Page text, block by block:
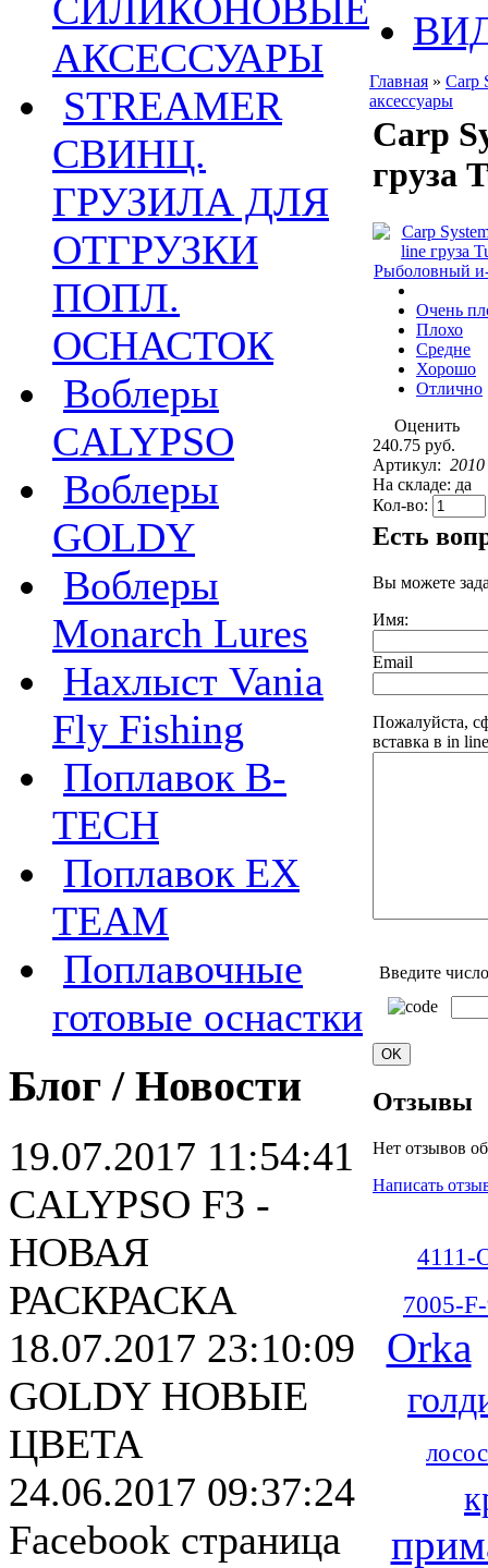
СИЛИКОНОВЫЕ
АКСЕССУАРЫ
STREAMER
СВИНЦ.
ГРУЗИЛА ДЛЯ
ОТГРУЗКИ
ПОПЛ.
ОСНАСТОК
Воблеры
CALYPSO
Воблеры
GOLDY
Воблеры
Monarch Lures
Нахлыст Vania
Fly Fishing
Поплавок B-
TECH
Поплавок EX
TEAM
Поплавочные
готовые оснастки
Блог / Новости
19.07.2017 11:54:41
CALYPSO F3 -
НОВАЯ
РАСКРАСКА
18.07.2017 23:10:09
GOLDY НОВЫЕ
ЦВЕТА
24.06.2017 09:37:24
Facebook страница
Главная » Carp
аксессуары
Carp
груза
Очень
Плохо
Средне
Хорошо
Отлично
Оценить
240.75 руб.
Артикул: 2010
На складе: да
Кол-во:
Есть
Вы можете
Имя:
Email
Пожалуйста,
вставка в in
Введите
Отзывы
Нет отзывов
Написать
4111-
7005-
Orka